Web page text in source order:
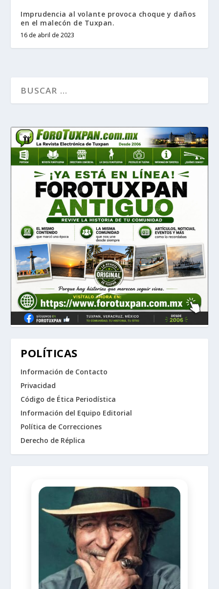
Imprudencia al volante provoca choque y daños
en el malecón de Tuxpan.
16 de abril de 2023
POLÍTICAS
Información de Contacto
Privacidad
Código de Ética Periodística
Información del Equipo Editorial
Política de Correcciones
Derecho de Réplica